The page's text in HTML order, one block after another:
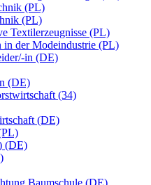
(PL)
(PL)
Textilerzeugnisse (PL)
in der Modeindustrie (PL)
in (DE)
(DE)
(34)
(DE)
(DE)